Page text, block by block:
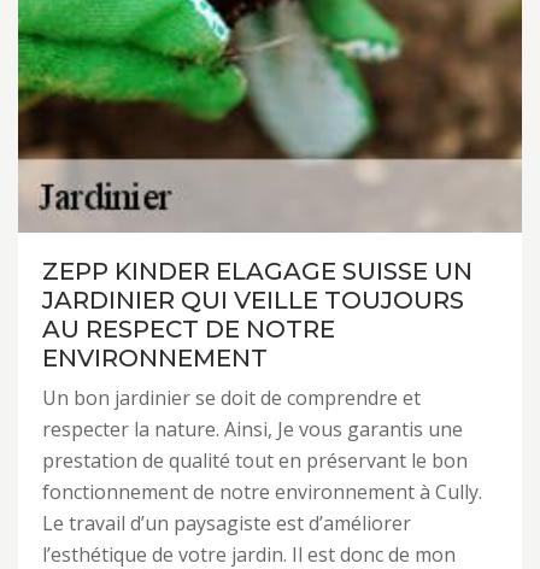
ZEPP KINDER ELAGAGE SUISSE UN
JARDINIER QUI VEILLE TOUJOURS
AU RESPECT DE NOTRE
ENVIRONNEMENT
Un bon jardinier se doit de comprendre et
respecter la nature. Ainsi, Je vous garantis une
prestation de qualité tout en préservant le bon
fonctionnement de notre environnement à Cully.
Le travail d’un paysagiste est d’améliorer
l’esthétique de votre jardin. Il est donc de mon